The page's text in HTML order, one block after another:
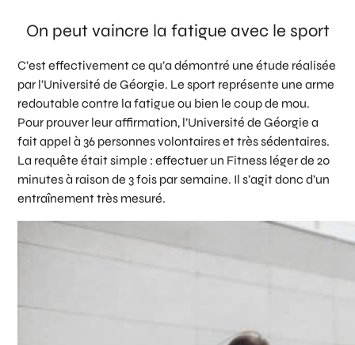
On peut vaincre la fatigue avec le sport
C’est effectivement ce qu’a démontré une étude réalisée
par l’Université de Géorgie. Le sport représente une arme
redoutable contre la fatigue ou bien le coup de mou.
Pour prouver leur affirmation, l’Université de Géorgie a
fait appel à 36 personnes volontaires et très sédentaires.
La requête était simple : effectuer un Fitness léger de 20
minutes à raison de 3 fois par semaine. Il s’agit donc d’un
entraînement très mesuré.